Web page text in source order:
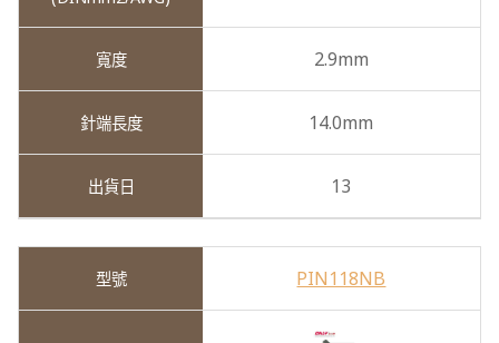
2.9mm
14.0mm
13
PIN118NB